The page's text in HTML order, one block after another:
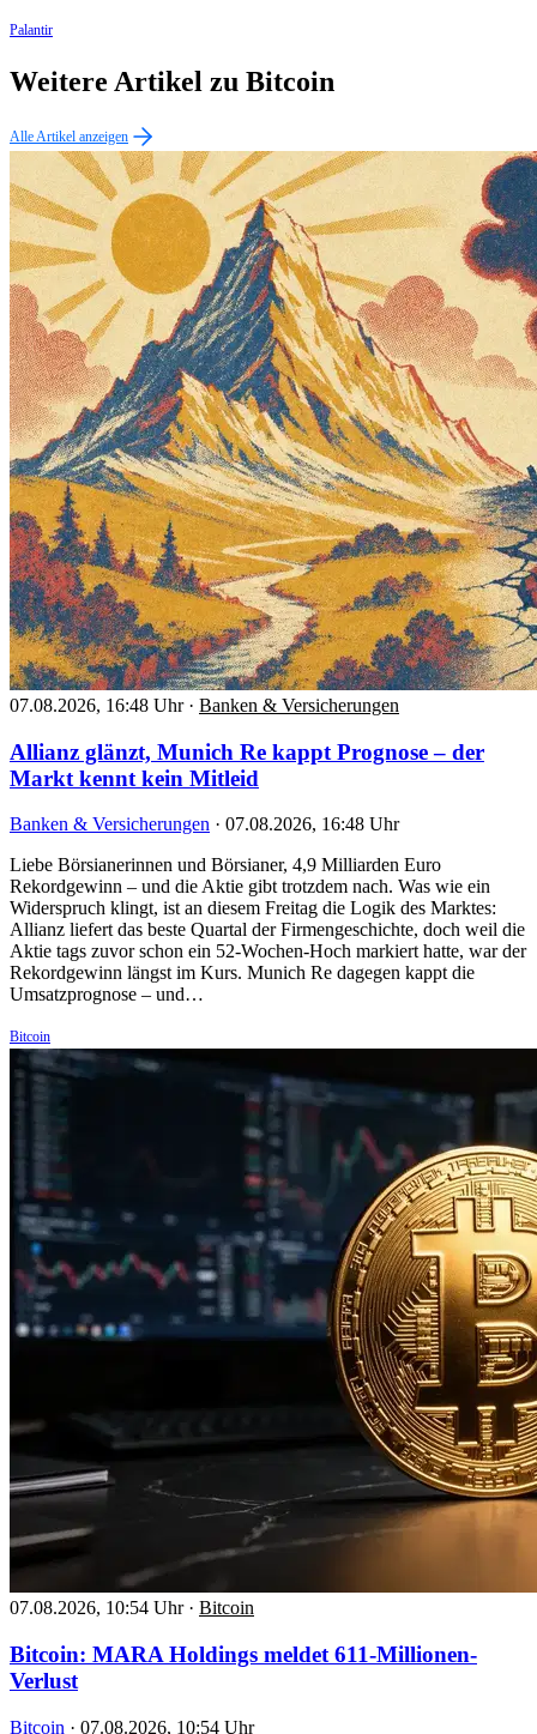
Palantir
Weitere Artikel zu Bitcoin
Alle Artikel anzeigen
07.08.2026, 16:48 Uhr · Banken & Versicherungen
Allianz glänzt, Munich Re kappt Prognose – der
Markt kennt kein Mitleid
Banken & Versicherungen · 07.08.2026, 16:48 Uhr
Liebe Börsianerinnen und Börsianer, 4,9 Milliarden Euro
Rekordgewinn – und die Aktie gibt trotzdem nach. Was wie ein
Widerspruch klingt, ist an diesem Freitag die Logik des Marktes:
Allianz liefert das beste Quartal der Firmengeschichte, doch weil die
Aktie tags zuvor schon ein 52-Wochen-Hoch markiert hatte, war der
Rekordgewinn längst im Kurs. Munich Re dagegen kappt die
Umsatzprognose – und…
Bitcoin
07.08.2026, 10:54 Uhr · Bitcoin
Bitcoin: MARA Holdings meldet 611-Millionen-
Verlust
Bitcoin · 07.08.2026, 10:54 Uhr